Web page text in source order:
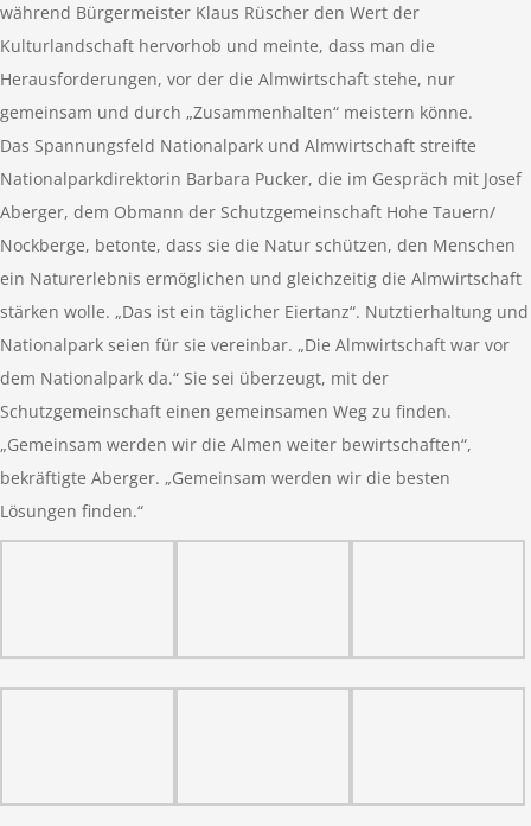
während Bürgermeister Klaus Rüscher den Wert der
Kulturlandschaft hervorhob und meinte, dass man die
Herausforderungen, vor der die Almwirtschaft stehe, nur
gemeinsam und durch „Zusammenhalten“ meistern könne.
Das Spannungsfeld Nationalpark und Almwirtschaft streifte
Nationalparkdirektorin Barbara Pucker, die im Gespräch mit Josef
Aberger, dem Obmann der Schutzgemeinschaft Hohe Tauern/​
Nockberge, betonte, dass sie die Natur schützen, den Menschen
ein Naturerlebnis ermöglichen und gleichzeitig die Almwirtschaft
stärken wolle. „Das ist ein täglicher Eiertanz“. Nutztierhaltung und
Nationalpark seien für sie vereinbar. „Die Almwirtschaft war vor
dem Nationalpark da.“ Sie sei überzeugt, mit der
Schutzgemeinschaft einen gemeinsamen Weg zu finden.
„Gemeinsam werden wir die Almen weiter bewirtschaften“,
bekräftigte Aberger. „Gemeinsam werden wir die besten
Lösungen finden.“